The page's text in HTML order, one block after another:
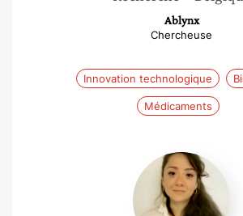
Ablynx
Chercheuse
Innovation technologique
Médicaments
Tonya
Tartour